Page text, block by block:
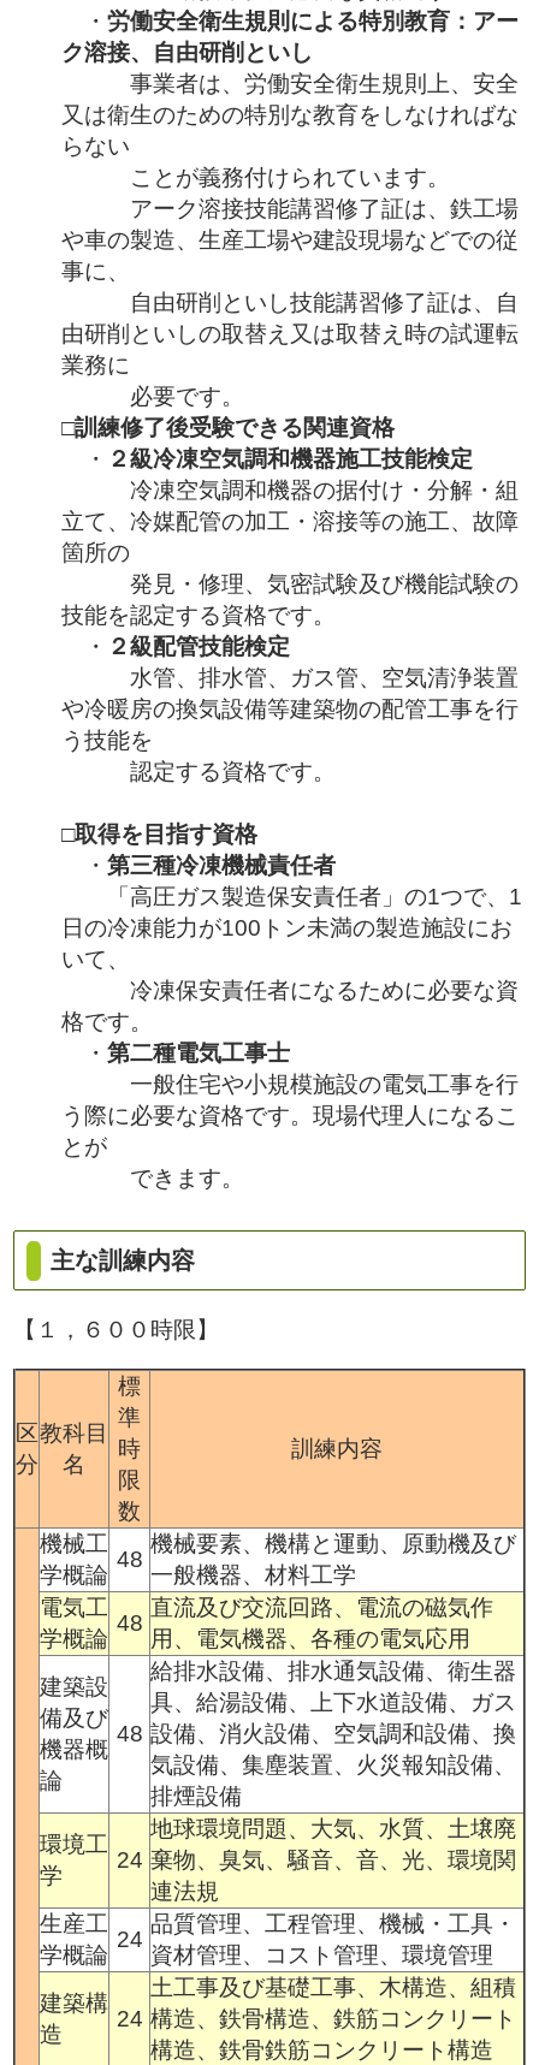
・ 労働安全衛生規則による特別教育：アー
ク溶接、自由研削といし
事業者は、 労働安全衛生規則 上、 安全
又は衛生のための特別な教育をしなければな
らない
ことが義務付けられています。
アーク溶接技能講習修了証は、鉄工場
や車の製造、生産工場や建設現場などでの従
事に、
自由研削といし技能講習修了証は、 自
由研削といしの取替え又は取替え時の試運転
業務に
必要です。
□訓練修了後受験できる関連資格
・ ２級冷凍空気調和機器施工技能検定
冷凍空気調和機器の据付け・分解・組
立て、冷媒配管の加工・溶接等の施工、故障
箇所の
発見・修理、気密試験及び機能試験の
技能を認定する資格です。
・ ２級配管技能検定
水管、排水管、ガス管、空気清浄装置
や冷暖房の換気設備等建築物の配管工事を行
う技能を
認定する資格です。
□取得を目指す資格
・ 第三種冷凍機械責任者
「高圧ガス製造保安責任者」の1つで、1
日の冷凍能力が100トン未満の製造施設にお
いて、
冷凍保安責任者になるために必要な資
格です。
・ 第二種電気工事士
一般住宅や小規模施設の電気工事を行
う際に必要な資格です。現場代理人になるこ
とが
できます。
主な訓練内容
【１，６００時限】
区
分
教科目
名
標
準
時
限
数
訓練内容
機械工
学概論
48
機械要素、機構と運動、原動機及び
一般機器、材料工学
電気工
学概論
48
直流及び交流回路、電流の磁気作
用、電気機器、各種の電気応用
建築設
備及び
機器概
論
48
給排水設備、排水通気設備、衛生器
具、給湯設備、上下水道設備、ガス
設備、消火設備、空気調和設備、換
気設備、集塵装置、火災報知設備、
排煙設備
環境工
学
24
地球環境問題、大気、水質、土壌廃
棄物、臭気、騒音、音、光、環境関
連法規
生産工
学概論
24
品質管理、工程管理、機械・工具・
資材管理、コスト管理、環境管理
建築構
造
24
土工事及び基礎工事、木構造、組積
構造、鉄骨構造、鉄筋コンクリート
構造、鉄骨鉄筋コンクリート構造